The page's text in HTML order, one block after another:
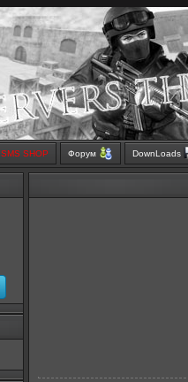
SMS SHOP Форум DownLoads